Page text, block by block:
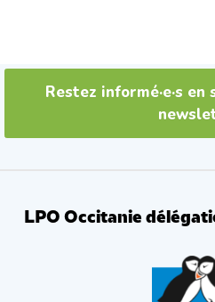
Restez informé·e·s
LPO Occitanie